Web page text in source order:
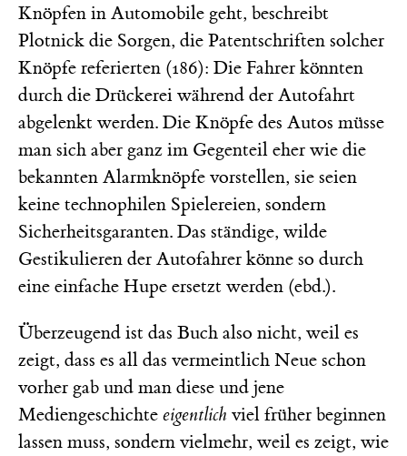
Knöpfen in Automobile geht, beschreibt
Plotnick die Sorgen, die Patentschriften solcher
Knöpfe referierten (186): Die Fahrer könnten
durch die Drückerei während der Autofahrt
abgelenkt werden. Die Knöpfe des Autos müsse
man sich aber ganz im Gegenteil eher wie die
bekannten Alarmknöpfe vorstellen, sie seien
keine technophilen Spielereien, sondern
Sicherheitsgaranten. Das ständige, wilde
Gestikulieren der Autofahrer könne so durch
eine einfache Hupe ersetzt werden (ebd.).
Überzeugend ist das Buch also nicht, weil es
zeigt, dass es all das vermeintlich Neue schon
vorher gab und man diese und jene
Mediengeschichte eigentlich viel früher beginnen
lassen muss, sondern vielmehr, weil es zeigt, wie